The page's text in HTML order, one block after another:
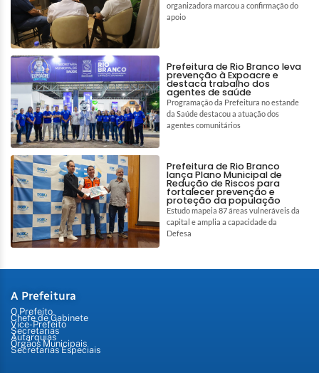
organizadora marcou a confirmação do
apoio
Prefeitura de Rio Branco leva
prevenção à Expoacre e
destaca trabalho dos
agentes de saúde
Programação da Prefeitura no estande
da Saúde destacou a atuação dos
agentes comunitários
Prefeitura de Rio Branco
lança Plano Municipal de
Redução de Riscos para
fortalecer prevenção e
proteção da população
Estudo mapeia 87 áreas vulneráveis da
capital e amplia a capacidade da
Defesa
A Prefeitura
O Prefeito
Chefe de Gabinete
Vice-Prefeito
Secretarias
Autarquias
Órgãos Municipais
Secretarias Especiais